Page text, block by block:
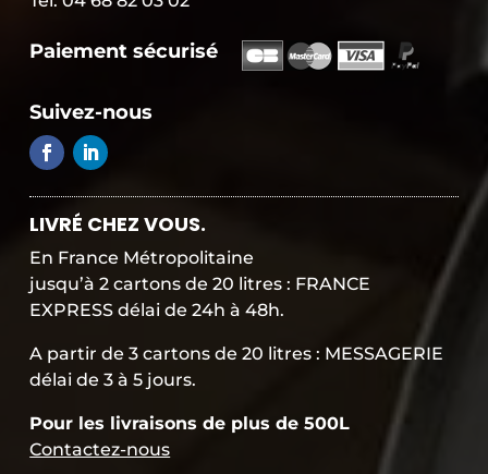
Paiement sécurisé
t
u
r
é
Suivez-nous
LIVRÉ CHEZ VOUS.
En France Métropolitaine
jusqu’à 2 cartons de 20 litres : FRANCE
EXPRESS délai de 24h à 48h.
A partir de 3 cartons de 20 litres : MESSAGERIE
délai de 3 à 5 jours.
Pour les livraisons de plus de 500L
Contactez-nous